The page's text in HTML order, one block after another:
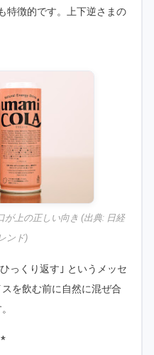
特徴的です。上下逆さまの
が上の正しい向き (出典: 日経
ンド)
っくり返す｣ というメッセ
を飲む前に自然に混ぜ合